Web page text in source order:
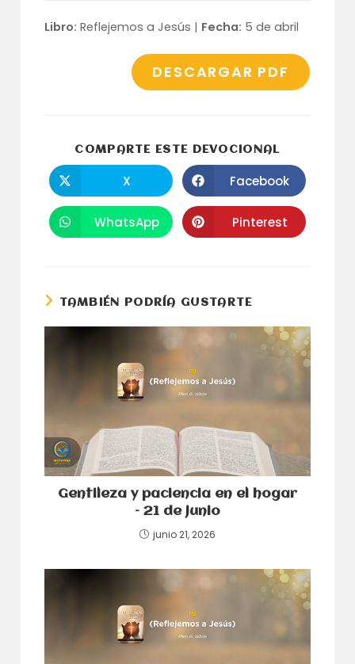
Libro: Reflejemos a Jesús | Fecha: 5 de abril
DESCARGAR PDF
COMPARTE ESTE DEVOCIONAL
abre
en
una
nueva
ventana
X Se
abre
en
una
nueva
ventana
Facebook
Se
abre
WhatsApp Se
abre
Pinterest
TAMBIÉN PODRÍA GUSTARTE
Gentileza y paciencia en el hogar
– 21 de junio
junio 21, 2026